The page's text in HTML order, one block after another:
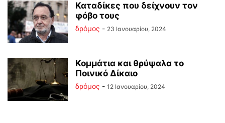
Καταδίκες που δείχνουν τον
φόβο τους
δρόμος - 23 Ιανουαρίου, 2024
Κομμάτια και θρύψαλα το
Ποινικό Δίκαιο
δρόμος - 12 Ιανουαρίου, 2024